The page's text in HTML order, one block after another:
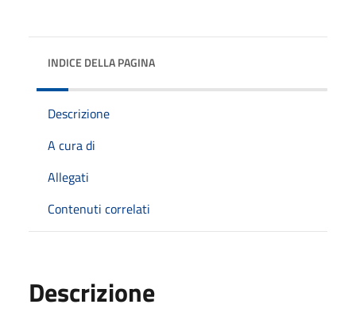
INDICE DELLA PAGINA
Descrizione
A cura di
Allegati
Contenuti correlati
Descrizione